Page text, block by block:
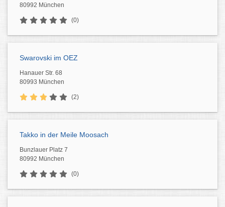
80992 München
(0)
Swarovski im OEZ
Hanauer Str. 68
80993 München
(2)
Takko in der Meile Moosach
Bunzlauer Platz 7
80992 München
(0)